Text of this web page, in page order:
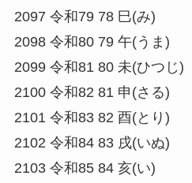
2097 令和79 78 巳(み)
2098 令和80 79 午(うま)
2099 令和81 80 未(ひつじ)
2100 令和82 81 申(さる)
2101 令和83 82 酉(とり)
2102 令和84 83 戌(いぬ)
2103 令和85 84 亥(い)